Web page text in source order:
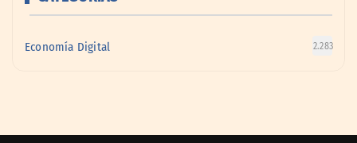
Economía Digital 2.283